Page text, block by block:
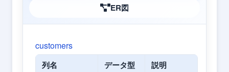
ER図
customers
列名 データ型 説明